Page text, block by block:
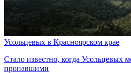
Усольцевых в Красноярском крае
Стало известно, когда Усольцевых
пропавшими